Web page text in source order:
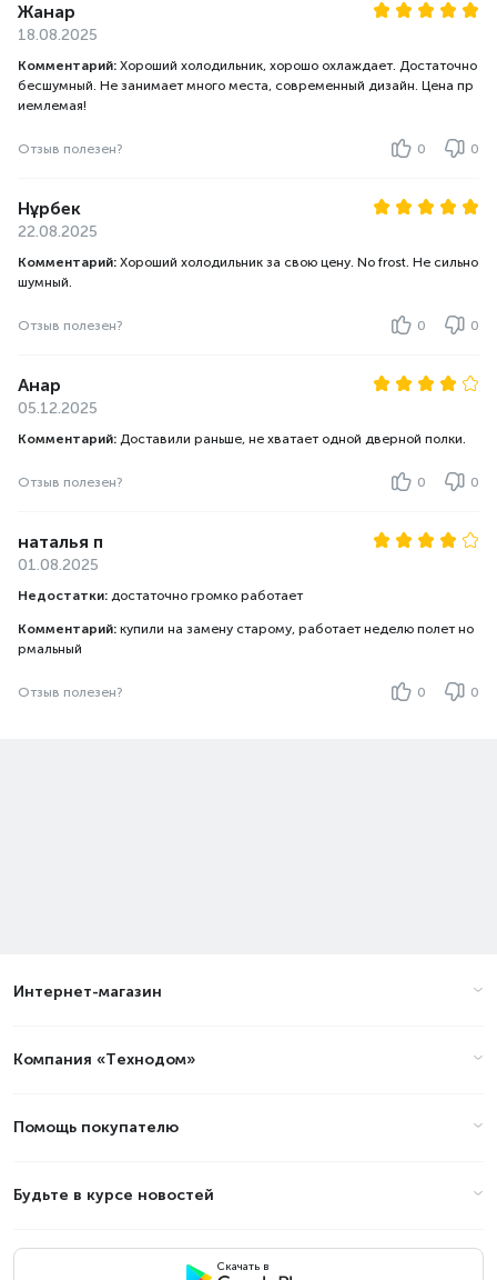
Жанар
18.08.2025
Комментарий: Хороший холодильник, хорошо охлаждает. Достаточно
бесшумный. Не занимает много места, современный дизайн. Цена пр
иемлемая!
Отзыв полезен? 0 0
Нұрбек
22.08.2025
Комментарий: Хороший холодильник за свою цену. No frost. Не сильно
шумный.
Отзыв полезен? 0 0
Анар
05.12.2025
Комментарий: Доставили раньше, не хватает одной дверной полки.
Отзыв полезен? 0 0
наталья п
01.08.2025
Недостатки: достаточно громко работает
Комментарий: купили на замену старому, работает неделю полет но
рмальный
Отзыв полезен? 0 0
Интернет-магазин
Компания «Технодом»
Помощь покупателю
Будьте в курсе новостей
Скачать в